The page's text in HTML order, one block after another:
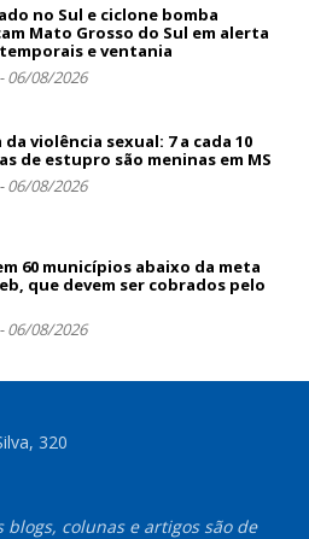
no Sul e ciclone bomba
Mato Grosso do Sul em alerta
e ventania
06/08/2026
da violência sexual: 7 a cada 10
de estupro são meninas em MS
06/08/2026
60 municípios abaixo da meta
que devem ser cobrados pelo
06/08/2026
320
blogs, colunas e artigos são de